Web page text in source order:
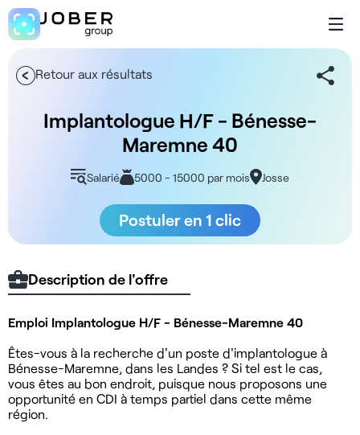
Retour aux résultats
Implantologue H/F - Bénesse-
Maremne 40
Salarié 5000 - 15000 par mois Josse
Postuler en 1 clic
Description de l'offre
Emploi Implantologue H/F - Bénesse-Maremne 40
Êtes-vous à la recherche d'un poste d'implantologue à
Bénesse-Maremne, dans les Landes ? Si tel est le cas,
vous êtes au bon endroit, puisque nous proposons une
opportunité en CDI à temps partiel dans cette même
région.